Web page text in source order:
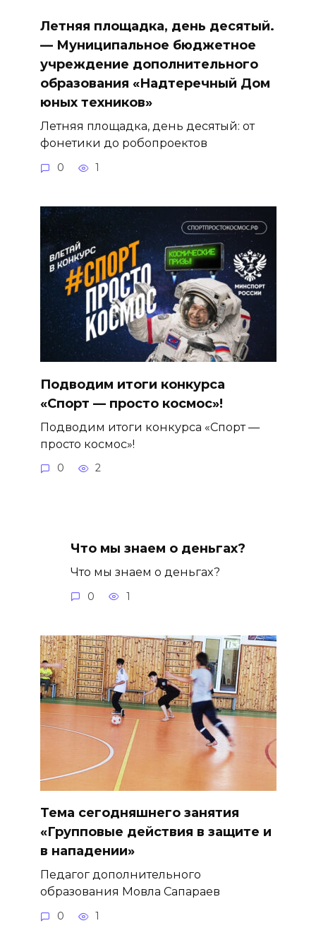
Летняя площадка, день десятый.
— Муниципальное бюджетное
учреждение дополнительного
образования «Надтеречный Дом
юных техников»
Летняя площадка, день десятый: от
фонетики до робопроектов
0 1
Подводим итоги конкурса
«Спорт — просто космос»!
Подводим итоги конкурса «Спорт —
просто космос»!
0 2
Что мы знаем о деньгах?
Что мы знаем о деньгах?
0 1
Тема сегодняшнего занятия
«Групповые действия в защите и
в нападении»
Педагог дополнительного
образования Мовла Сапараев
0 1